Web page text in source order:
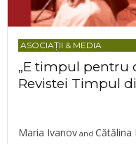
ASOCIAȚII & MEDIA
„E timpul pentru
Revistei Timpul
Maria Ivanov and Cătălina